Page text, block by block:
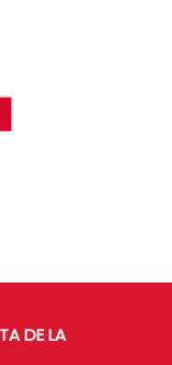
DE LA